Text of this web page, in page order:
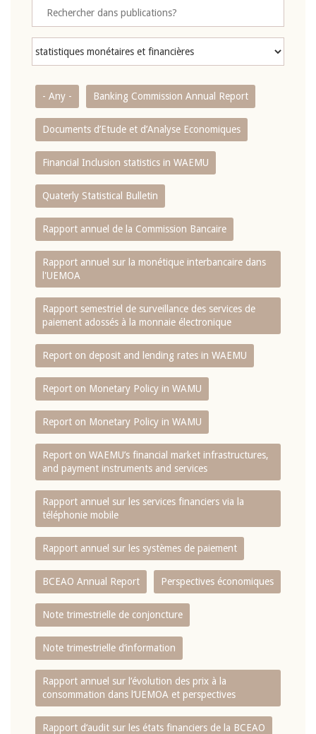
- Any - Banking Commission Annual Report
Documents d’Etude et d’Analyse Economiques
Financial Inclusion statistics in WAEMU
Quaterly Statistical Bulletin
Rapport annuel de la Commission Bancaire
Rapport annuel sur la monétique interbancaire dans
l'UEMOA
Rapport semestriel de surveillance des services de
paiement adossés à la monnaie électronique
Report on deposit and lending rates in WAEMU
Report on Monetary Policy in WAMU
Report on Monetary Policy in WAMU
Report on WAEMU’s financial market infrastructures,
and payment instruments and services
Rapport annuel sur les services financiers via la
téléphonie mobile
Rapport annuel sur les systèmes de paiement
BCEAO Annual Report Perspectives économiques
Note trimestrielle de conjoncture
Note trimestrielle d‘information
Rapport annuel sur l‘évolution des prix à la
consommation dans l‘UEMOA et perspectives
Rapport d‘audit sur les états financiers de la BCEAO